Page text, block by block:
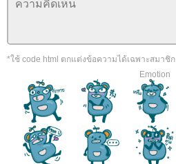
*ใช้ code html ตกแต่งข้อความได้เฉพาะสมาชิก
Emotion